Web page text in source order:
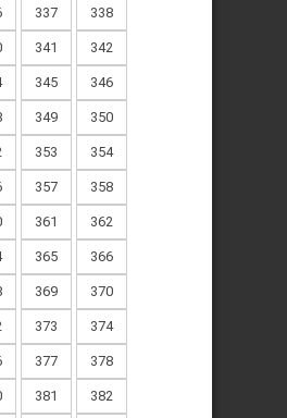
337 338
341 342
345 346
349 350
353 354
357 358
361 362
365 366
369 370
373 374
377 378
381 382